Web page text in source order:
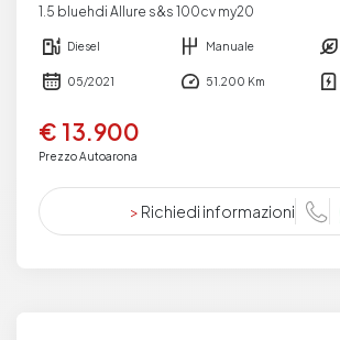
1.5 bluehdi Allure s&s 100cv my20
Diesel Manuale
05/2021 51.200 Km
€ 13.900
Prezzo Autoarona
> Richiedi informazioni